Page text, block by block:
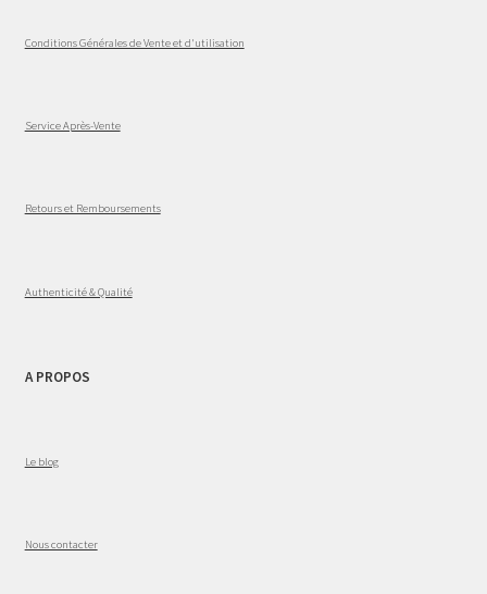
Conditions Générales de Vente et d'utilisation
Service Après-Vente
Retours et Remboursements
Authenticité & Qualité
A PROPOS
Le blog
Nous contacter